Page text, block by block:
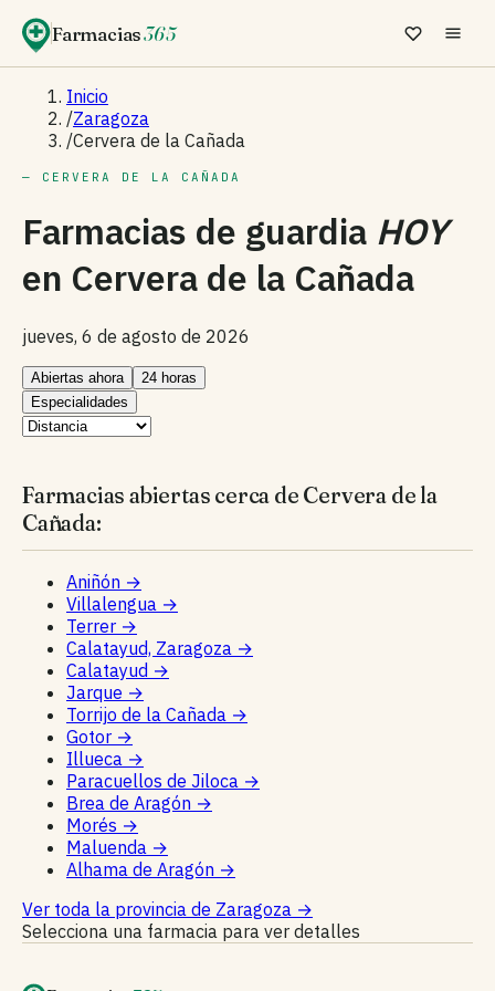
Farmacias365
Inicio
/Zaragoza
/Cervera de la Cañada
— CERVERA DE LA CAÑADA
Farmacias de guardia HOY
en Cervera de la Cañada
jueves, 6 de agosto de 2026
Abiertas ahora
24 horas
Especialidades
Farmacias abiertas cerca de Cervera de la
Cañada:
Aniñón →
Villalengua →
Terrer →
Calatayud, Zaragoza →
Calatayud →
Jarque →
Torrijo de la Cañada →
Gotor →
Illueca →
Paracuellos de Jiloca →
Brea de Aragón →
Morés →
Maluenda →
Alhama de Aragón →
Ver toda la provincia de Zaragoza →
Selecciona una farmacia para ver detalles